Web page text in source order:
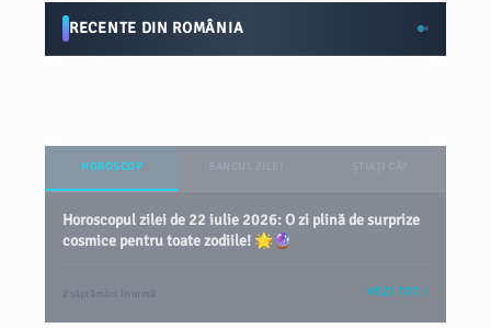
RECENTE DIN ROMÂNIA
HOROSCOP
Horoscopul zilei de 22 iulie 2026: O zi plină de surprize
cosmice pentru toate zodiile! 🌟🔮
2 săptămâni în urmă VEZI TOT